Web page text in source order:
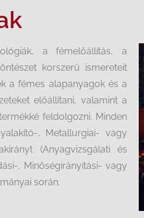
a fémelőállítás, a
korszerű ismereteit
a fémes alapanyagok és a
előállítani, valamint a
feldolgozni. Minden
, Metallurgiai- vagy
(Anyagvizsgálati és
, Minőségirányítási- vagy
során.